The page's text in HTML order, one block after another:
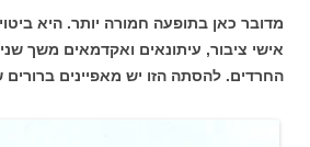
מדובר כאן בתופעה חמורה יותר. היא
אישי ציבור, עיתונאים ואקדמאים משך
החרדים. להסתה הזו יש מאפיינים